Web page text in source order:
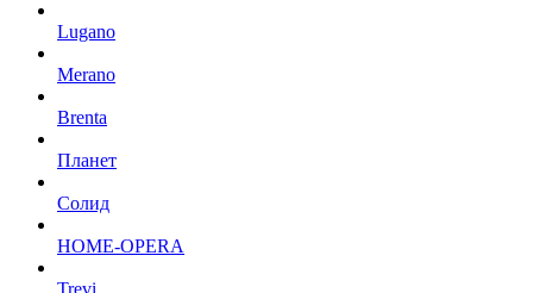
Lugano
Merano
Brenta
Планет
Солид
HOME-OPERA
Trevi